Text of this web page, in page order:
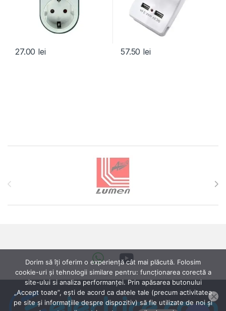
27.00 lei 57.50 lei
Dorim să îți oferim o experiență cât mai plăcută. Folosim
cookie-uri și tehnologii similare pentru: funcționarea corectă a
site-ului si analiza performanței. Prin apăsarea butonului
„Accept toate”, ești de acord ca datele tale (precum activitatea
pe site și informațiile despre dispozitiv) să fie utilizate de noi și